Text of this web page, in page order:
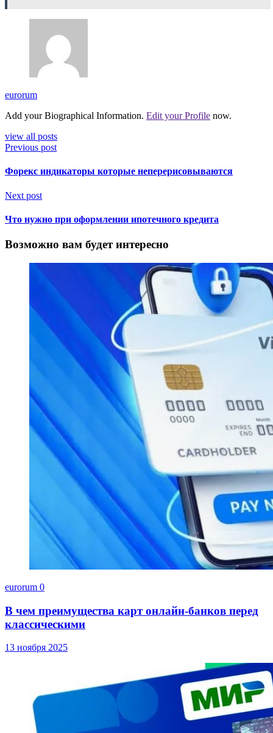
eurorum
Add your Biographical Information. Edit your Profile now.
view all posts
Previous post
Форекс индикаторы которые неперерисовываются
Next post
Что нужно при оформлении ипотечного кредита
Возможно вам будет интересно
eurorum 0
В чем преимущества карт онлайн-банков перед
классическими
13 ноября 2025